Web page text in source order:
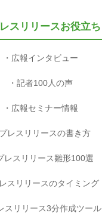
スリリースお役立ち
広報インタビュー
記者100人の声
広報セミナー情報
プレスリリースの書き方
レスリリース雛形100選
スリリースのタイミング
スリリース3分作成ツール